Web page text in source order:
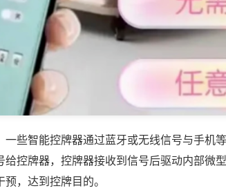
一些智能控牌器通过蓝牙或无线信号与手机
给控牌器，控牌器接收到信号后驱动内部微
，达到控牌目的。